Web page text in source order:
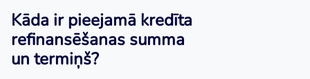
Kāda ir pieejamā kredīta
refinansēšanas summa
un termiņš?